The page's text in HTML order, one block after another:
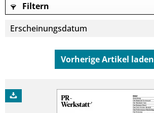
Filtern
Vorherige Artikel laden